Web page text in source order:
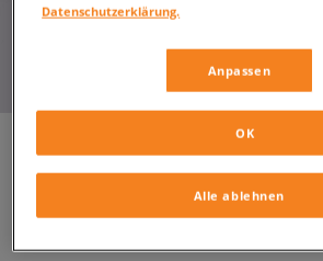
NEW ERA MÜTZE LE 920 NYY
BLK NEW YORK YANKEES
Datenschutzerklärung.
Anpassen
Alle ablehnen
OK